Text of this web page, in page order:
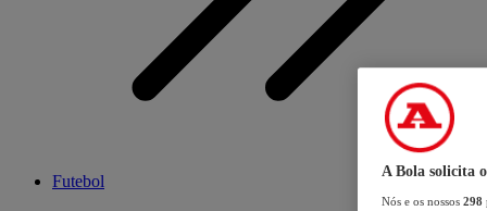
Futebol
A Bola solicita
Nós e os nossos 298